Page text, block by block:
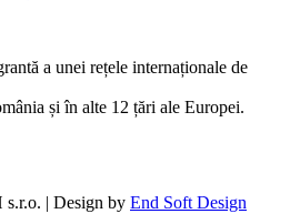
a unei rețele internaționale de
și în alte 12 țări ale Europei.
| Design by End Soft Design